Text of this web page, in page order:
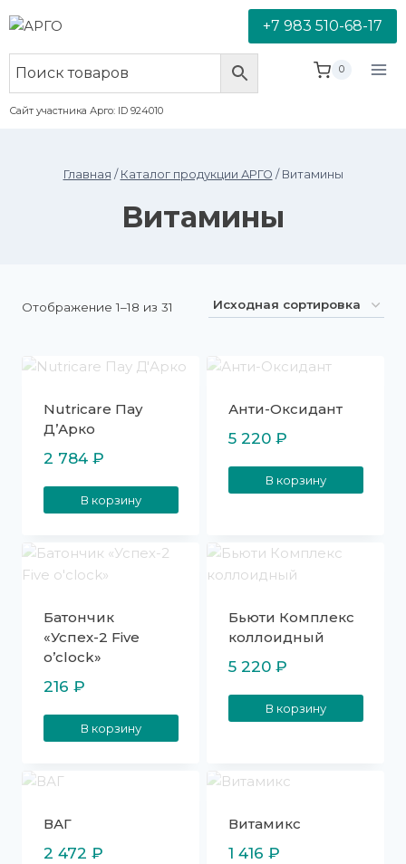
+7 983 510-68-17
Сайт участника Арго: ID 924010
0
Главная / Каталог продукции АРГО / Витамины
Витамины
Отображение 1–18 из 31
Nutricare Пау
Д’Арко
2 784 ₽
В корзину
Анти-Оксидант
5 220 ₽
В корзину
Батончик
«Успех-2 Five
o’clock»
216 ₽
В корзину
Бьюти Комплекс
коллоидный
5 220 ₽
В корзину
ВАГ
2 472 ₽
Витамикс
1 416 ₽